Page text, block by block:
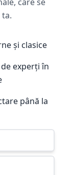
și clasice
experți în
până la